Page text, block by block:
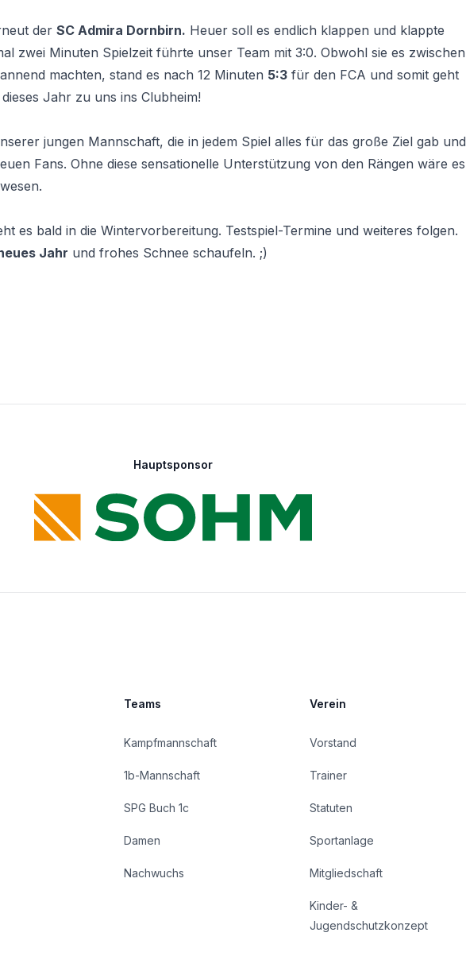
der SC Admira Dornbirn. Heuer soll es endlich klappen und klappte
zwei Minuten Spielzeit führte unser Team mit 3:0. Obwohl sie es zwischen
machten, stand es nach 12 Minuten 5:3 für den FCA und somit geht
Jahr zu uns ins Clubheim!
jungen Mannschaft, die in jedem Spiel alles für das große Ziel gab und
Fans. Ohne diese sensationelle Unterstützung von den Rängen wäre es
es bald in die Wintervorbereitung. Testspiel-Termine und weiteres folgen.
Jahr und frohes Schnee schaufeln. ;)
Hauptsponsor
Teams
Kampfmannschaft
1b-Mannschaft
SPG Buch 1c
Damen
Nachwuchs
Verein
Vorstand
Trainer
Statuten
Sportanlage
Mitgliedschaft
Kinder- &
Jugendschutzkonzept